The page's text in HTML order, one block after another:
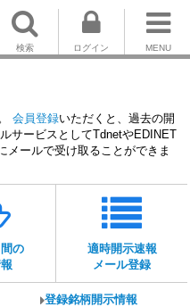
MENU
ログイン
検索
会員登録いただくと、過去の開
サービスとしてTdnetやEDINET
メールで受け取ることができま
の
適時開示速報
メール登録
登録銘柄開示情報